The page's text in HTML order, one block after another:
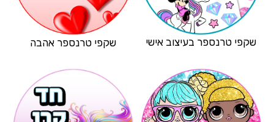
שקפי טרנספר בעיצוב אישי שקפי טרנספר אהבה